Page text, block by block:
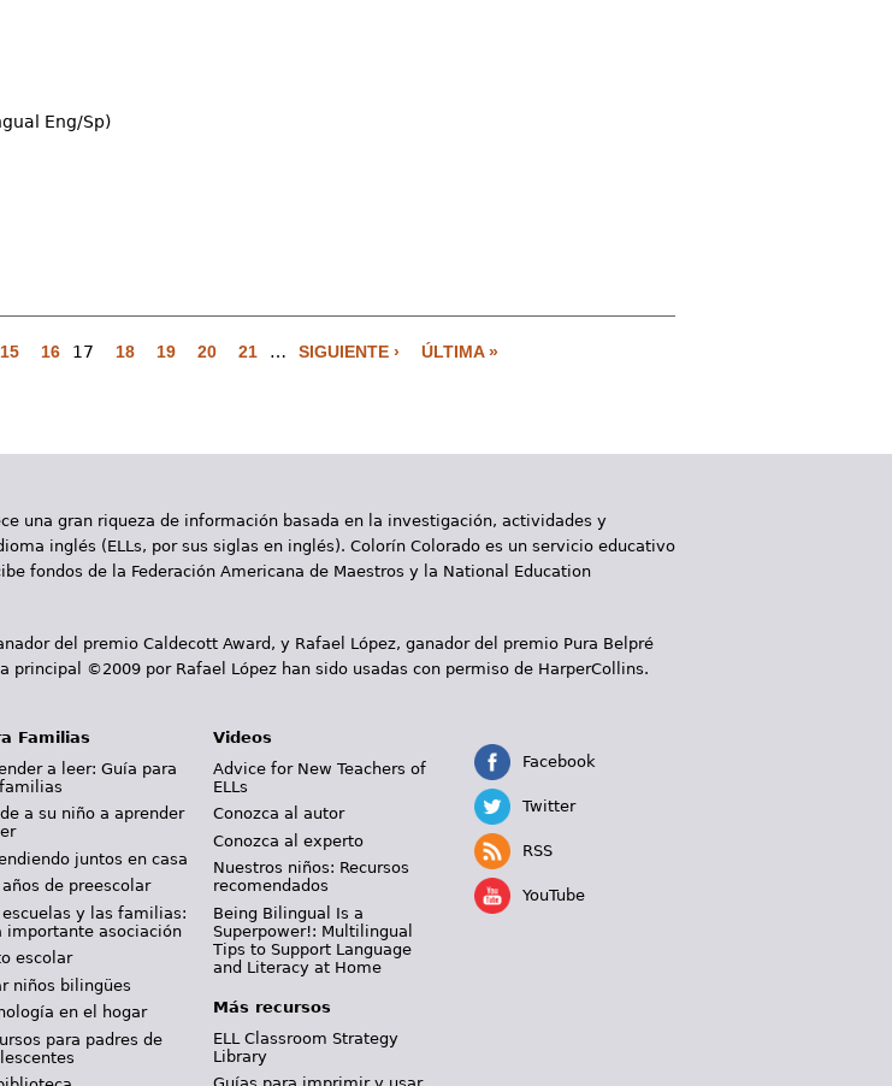
Eng/Sp)
15 16 17 18 19 20 21 … SIGUIENTE › ÚLTIMA »
una gran riqueza de información basada en la investigación, actividades y
inglés (ELLs, por sus siglas en inglés). Colorín Colorado es un servicio educativo
fondos de la Federación Americana de Maestros y la National Education
del premio Caldecott Award, y Rafael López, ganador del premio Pura Belpré
principal ©2009 por Rafael López han sido usadas con permiso de HarperCollins.
Familias
a leer: Guía para
a su niño a aprender
juntos en casa
años de preescolar
escuelas y las familias:
importante asociación
escolar
niños bilingües
en el hogar
para padres de
Videos
Advice for New Teachers of
ELLs
Conozca al autor
Conozca al experto
Nuestros niños: Recursos
recomendados
Being Bilingual Is a
Superpower!: Multilingual
Tips to Support Language
and Literacy at Home
Más recursos
ELL Classroom Strategy
Library
Facebook
Twitter
RSS
YouTube